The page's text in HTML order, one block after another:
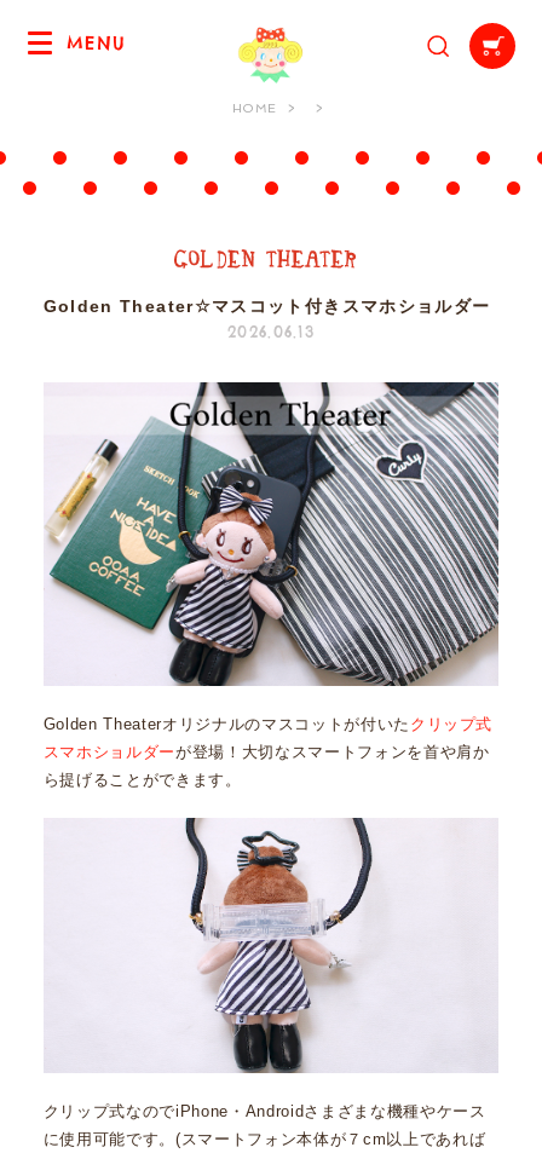
MENU
HOME
Golden Theater☆マスコット付きスマホショルダー
2026.06.13
Golden Theaterオリジナルのマスコットが付いた クリップ式
スマホショルダーが登場！大切なスマートフォンを首や肩か
ら提げることができます。
クリップ式なのでiPhone・Androidさまざまな機種やケース
に使用可能です。(スマートフォン本体が７cm以上であれば